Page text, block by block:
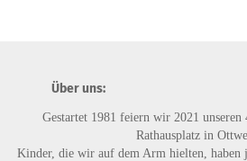
Über uns:
Gestartet 1981 feiern wir 2021 unseren
Rathausplatz in
Kinder, die wir auf dem Arm hielten, haben